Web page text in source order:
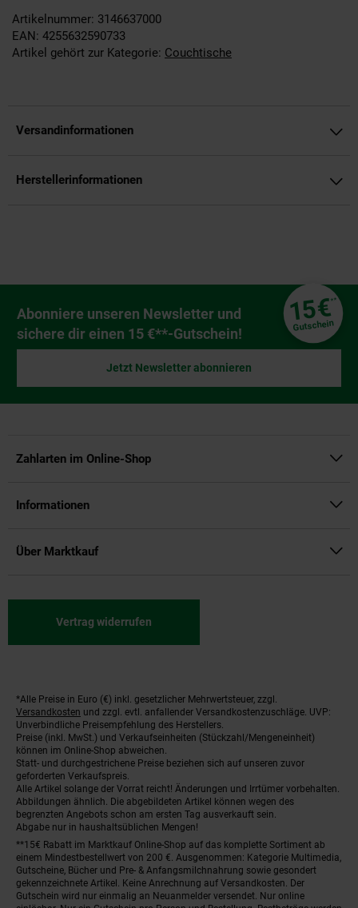
Artikelnummer: 3146637000
EAN: 4255632590733
Artikel gehört zur Kategorie: Couchtische
Versandinformationen
Herstellerinformationen
Newsletter Anmeldung
Abonniere unseren Newsletter und
sichere dir einen 15 €**-Gutschein!
15€**
Gutschein
Jetzt Newsletter abonnieren
Zahlarten im Online-Shop
Informationen
Über Marktkauf
Vertrag widerrufen
Fußnoten
*Alle Preise in Euro (€) inkl. gesetzlicher Mehrwertsteuer, zzgl.
Versandkosten und zzgl. evtl. anfallender Versandkostenzuschläge. UVP:
Unverbindliche Preisempfehlung des Herstellers.
Preise (inkl. MwSt.) und Verkaufseinheiten (Stückzahl/Mengeneinheit)
können im Online-Shop abweichen.
Statt- und durchgestrichene Preise beziehen sich auf unseren zuvor
geforderten Verkaufspreis.
Alle Artikel solange der Vorrat reicht! Änderungen und Irrtümer vorbehalten.
Abbildungen ähnlich. Die abgebildeten Artikel können wegen des
begrenzten Angebots schon am ersten Tag ausverkauft sein.
Abgabe nur in haushaltsüblichen Mengen!
**15€ Rabatt im Marktkauf Online-Shop auf das komplette Sortiment ab
einem Mindestbestellwert von 200 €. Ausgenommen: Kategorie Multimedia,
Gutscheine, Bücher und Pre- & Anfangsmilchnahrung sowie gesondert
gekennzeichnete Artikel. Keine Anrechnung auf Versandkosten. Der
Gutschein wird nur einmalig an Neuanmelder versendet. Nur online